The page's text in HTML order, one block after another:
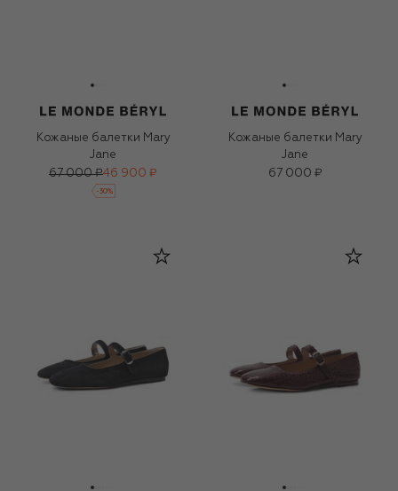
Кожаные балетки Mary
Jane
67 000 ₽46 900 ₽
-30%
Кожаные балетки Mary
Jane
67 000 ₽